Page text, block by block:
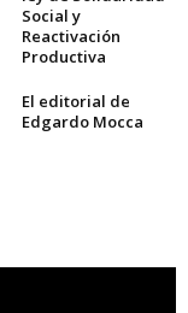
Social y
Reactivación
Productiva
El editorial de
Edgardo Mocca